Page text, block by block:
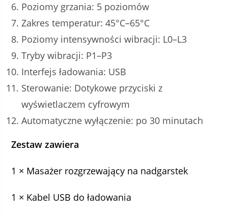
Poziomy grzania: 5 poziomów
Zakres temperatur: 45°C–65°C
Poziomy intensywności wibracji: L0–L3
Tryby wibracji: P1–P3
Interfejs ładowania: USB
Sterowanie: Dotykowe przyciski z
wyświetlaczem cyfrowym
Automatyczne wyłączenie: po 30 minutach
Zestaw zawiera
1 × Masażer rozgrzewający na nadgarstek
1 × Kabel USB do ładowania